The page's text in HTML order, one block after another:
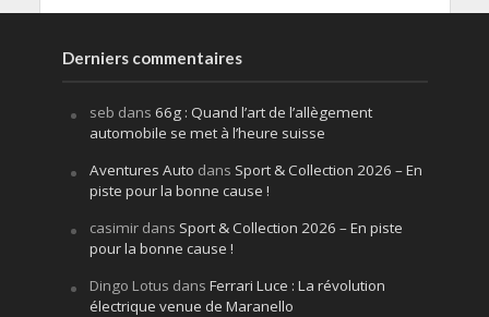
Derniers commentaires
seb dans 66g : Quand l’art de l’allègement
automobile se met à l’heure suisse
Aventures Auto dans Sport & Collection 2026 – En
piste pour la bonne cause !
casimirdans Sport & Collection 2026 – En piste
pour la bonne cause !
Dingo Lotus dans Ferrari Luce : La révolution
électrique venue de Maranello